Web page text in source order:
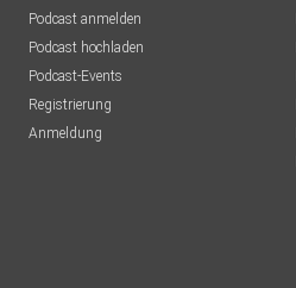
Podcast anmelden
Podcast hochladen
Podcast-Events
Registrierung
Anmeldung